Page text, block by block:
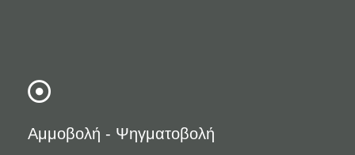
Αμμοβολή - Ψηγματοβολή